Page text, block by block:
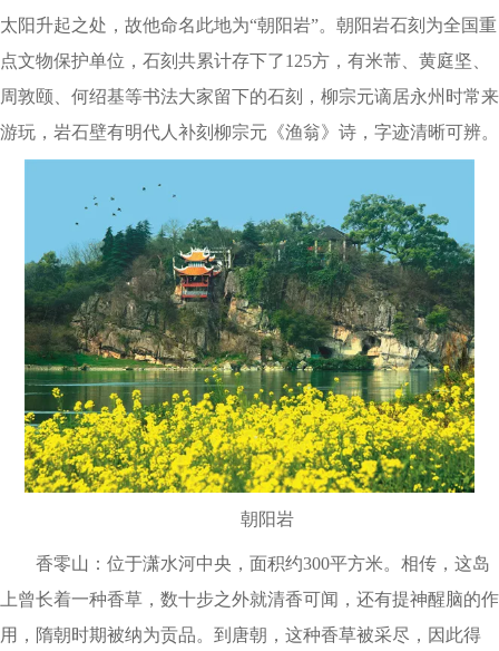
太阳升起之处，故他命名此地为“朝阳岩”。朝阳岩石刻为全国重
点文物保护单位，石刻共累计存下了125方，有米芾、黄庭坚、
周敦颐、何绍基等书法大家留下的石刻，柳宗元谪居永州时常来
游玩，岩石壁有明代人补刻柳宗元《渔翁》诗，字迹清晰可辨。
朝阳岩
香零山：位于潇水河中央，面积约300平方米。相传，这岛
上曾长着一种香草，数十步之外就清香可闻，还有提神醒脑的作
用，隋朝时期被纳为贡品。到唐朝，这种香草被采尽，因此得